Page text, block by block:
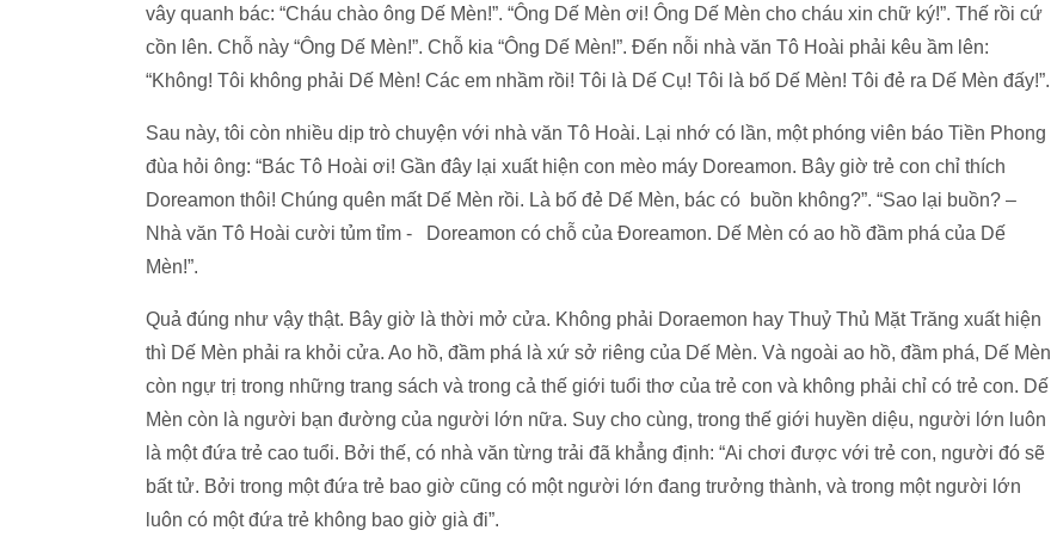
vây quanh bác: “Cháu chào ông Dế Mèn!”. “Ông Dế Mèn ơi! Ông Dế Mèn cho cháu xin chữ ký!”. Thế rồi cứ
cồn lên. Chỗ này “Ông Dế Mèn!”. Chỗ kia “Ông Dế Mèn!”. Đến nỗi nhà văn Tô Hoài phải kêu ầm lên:
“Không! Tôi không phải Dế Mèn! Các em nhầm rồi! Tôi là Dế Cụ! Tôi là bố Dế Mèn! Tôi đẻ ra Dế Mèn đấy!”.
Sau này, tôi còn nhiều dịp trò chuyện với nhà văn Tô Hoài. Lại nhớ có lần, một phóng viên báo Tiền Phong
đùa hỏi ông: “Bác Tô Hoài ơi! Gần đây lại xuất hiện con mèo máy Doreamon. Bây giờ trẻ con chỉ thích
Doreamon thôi! Chúng quên mất Dế Mèn rồi. Là bố đẻ Dế Mèn, bác có buồn không?”. “Sao lại buồn? –
Nhà văn Tô Hoài cười tủm tỉm - Doreamon có chỗ của Đoreamon. Dế Mèn có ao hồ đầm phá của Dế
Mèn!”.
Quả đúng như vậy thật. Bây giờ là thời mở cửa. Không phải Doraemon hay Thuỷ Thủ Mặt Trăng xuất hiện
thì Dế Mèn phải ra khỏi cửa. Ao hồ, đầm phá là xứ sở riêng của Dế Mèn. Và ngoài ao hồ, đầm phá, Dế Mèn
còn ngự trị trong những trang sách và trong cả thế giới tuổi thơ của trẻ con và không phải chỉ có trẻ con. Dế
Mèn còn là người bạn đường của người lớn nữa. Suy cho cùng, trong thế giới huyền diệu, người lớn luôn
là một đứa trẻ cao tuổi. Bởi thế, có nhà văn từng trải đã khẳng định: “Ai chơi được với trẻ con, người đó sẽ
bất tử. Bởi trong một đứa trẻ bao giờ cũng có một người lớn đang trưởng thành, và trong một người lớn
luôn có một đứa trẻ không bao giờ già đi”.